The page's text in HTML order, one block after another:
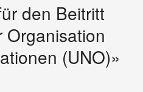
den Beitritt
Organisation
(UNO)»